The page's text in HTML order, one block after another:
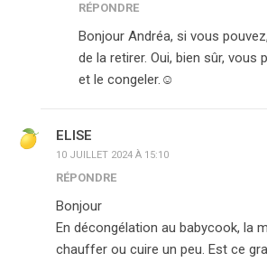
RÉPONDRE
Bonjour Andréa, si vous
de la retirer. Oui, bien sûr, vous
et le congeler.☺️
ELISE
10 JUILLET 2024 À 15:10
RÉPONDRE
Bonjour
En décongélation au babycook, la
chauffer ou cuire un peu. Est ce